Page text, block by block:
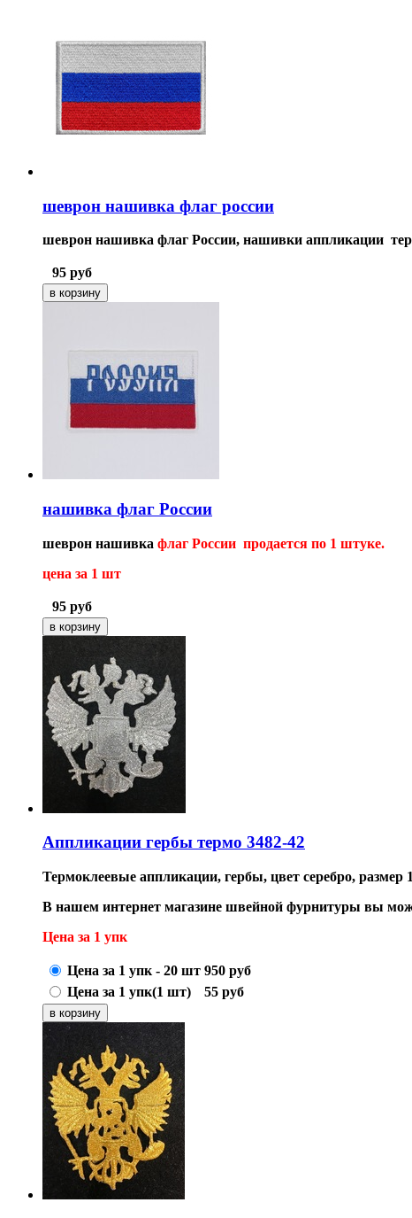
шеврон нашивка флаг россии
шеврон нашивка флаг России, нашивки аппликации
95 руб
нашивка флаг России
шеврон нашивка флаг России продается по 1 штуке.
цена за 1 шт
95 руб
Аппликации гербы термо 3482-42
Термоклеевые аппликации, гербы, цвет серебро, размер
В нашем интернет магазине швейной фурнитуры вы
Цена за 1 упк
Цена за 1 упк - 20 шт 950 руб
Цена за 1 упк(1 шт)
55 руб